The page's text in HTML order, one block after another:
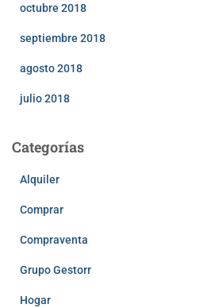
octubre 2018
septiembre 2018
agosto 2018
julio 2018
Categorías
Alquiler
Comprar
Compraventa
Grupo Gestorr
Hogar